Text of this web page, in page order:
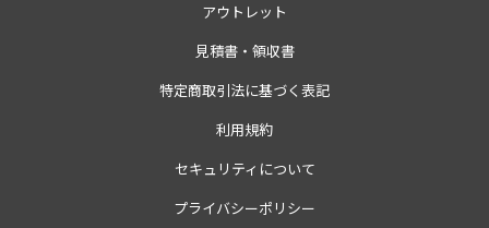
アウトレット
見積書・領収書
特定商取引法に基づく表記
利用規約
セキュリティについて
プライバシーポリシー